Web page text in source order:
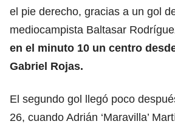
el pie derecho, gracias a un gol
mediocampista Baltasar
en el minuto 10 un centro
Gabriel Rojas.
El segundo gol llegó poco
26, cuando Adrián ‘Maravilla’